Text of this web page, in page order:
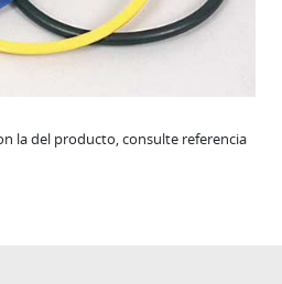
la del producto, consulte referencia